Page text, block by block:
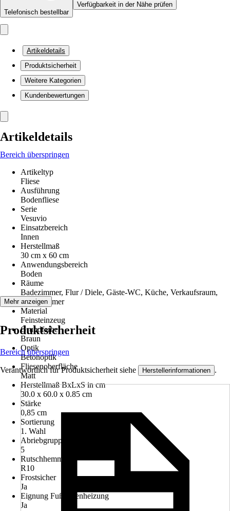
Telefonisch bestellbar
Verfügbarkeit in der Nähe prüfen
Artikeldetails
Produktsicherheit
Weitere Kategorien
Kundenbewertungen
Artikeldetails
Bereich überspringen
Artikeltyp
Fliese
Ausführung
Bodenfliese
Serie
Vesuvio
Einsatzbereich
Innen
Herstellmaß
30 cm x 60 cm
Anwendungsbereich
Boden
Räume
Badezimmer, Flur / Diele, Gäste-WC, Küche, Verkaufsraum,
Wohnzimmer
Material
Feinsteinzeug
Grundfarbe
Braun
Optik
Betonoptik
Fliesenoberfläche
Matt
Herstellmaß BxLxS in cm
30.0 x 60.0 x 0.85 cm
Stärke
0,85 cm
Sortierung
1. Wahl
Abriebgruppe/Tiefenverschleiß
5
Rutschhemmung
R10
Frostsicher
Ja
Eignung Fußbodenheizung
Ja
Mehr anzeigen
Produktsicherheit
Bereich überspringen
Verantwortlich für Produktsicherheit siehe Herstellerinformationen .